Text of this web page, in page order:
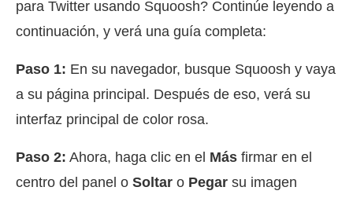
para Twitter usando Squoosh? Continúe leyendo a
continuación, y verá una guía completa:
Paso 1: En su navegador, busque Squoosh y vaya
a su página principal. Después de eso, verá su
interfaz principal de color rosa.
Paso 2: Ahora, haga clic en el Más firmar en el
centro del panel o Soltar o Pegar su imagen